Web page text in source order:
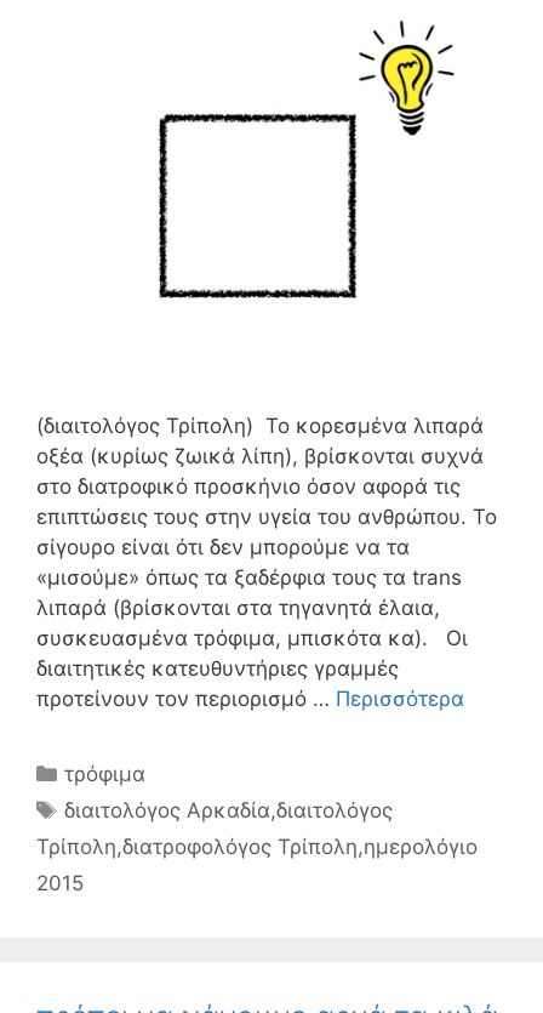
(διαιτολόγος Τρίπολη) Το κορεσμένα λιπαρά
οξέα (κυρίως ζωικά λίπη), βρίσκονται συχνά
στο διατροφικό προσκήνιο όσον αφορά τις
επιπτώσεις τους στην υγεία του ανθρώπου. Το
σίγουρο είναι ότι δεν μπορούμε να τα
«μισούμε» όπως τα ξαδέρφια τους τα trans
λιπαρά (βρίσκονται στα τηγανητά έλαια,
συσκευασμένα τρόφιμα, μπισκότα κα). Οι
διαιτητικές κατευθυντήριες γραμμές
προτείνουν τον περιορισμό … Περισσότερα
Κατηγορίες
τρόφιμα
Ετικέτες
διαιτολόγος Αρκαδία,διαιτολόγος
Τρίπολη,διατροφολόγος Τρίπολη,ημερολόγιο
2015